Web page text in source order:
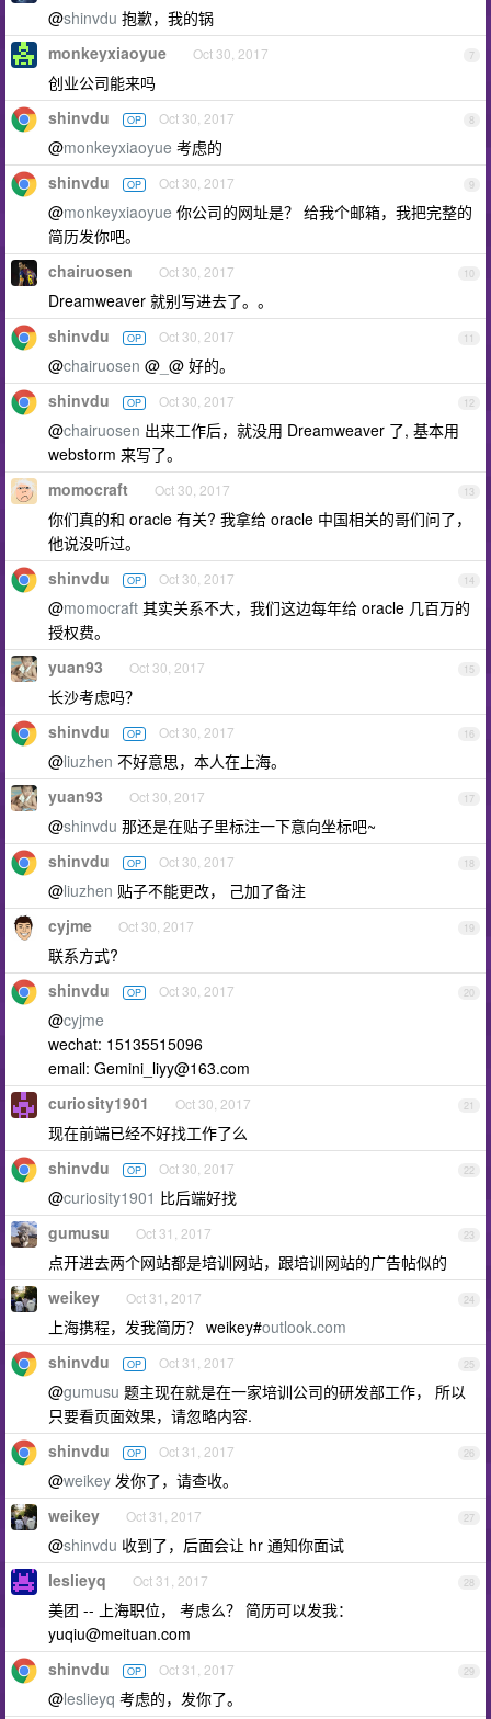
@shinvdu 抱歉，我的锅
7
monkeyxiaoyue Oct 30, 2017
创业公司能来吗
8
shinvdu OP Oct 30, 2017
@monkeyxiaoyue 考虑的
9
shinvdu OP Oct 30, 2017
@monkeyxiaoyue 你公司的网址是？ 给我个邮箱，我把完整的
简历发你吧。
10
chairuosen Oct 30, 2017
Dreamweaver 就别写进去了。。
11
shinvdu OP Oct 30, 2017
@chairuosen @ @ 好的。
12
shinvdu OP Oct 30, 2017
@chairuosen 出来工作后，就没用 Dreamweaver 了, 基本用
webstorm 来写了。
13
momocraft Oct 30, 2017
你们真的和 oracle 有关? 我拿给 oracle 中国相关的哥们问了，
他说没听过。
14
shinvdu OP Oct 30, 2017
@momocraft 其实关系不大，我们这边每年给 oracle 几百万的
授权费。
15
yuan93 Oct 30, 2017
长沙考虑吗？
16
shinvdu OP Oct 30, 2017
@liuzhen 不好意思，本人在上海。
17
yuan93 Oct 30, 2017
@shinvdu 那还是在贴子里标注一下意向坐标吧~
18
shinvdu OP Oct 30, 2017
@liuzhen 贴子不能更改， 己加了备注
19
cyjme Oct 30, 2017
联系方式?
20
shinvdu OP Oct 30, 2017
@cyjme
wechat: 15135515096
email: Gemini_liyy@163.com
21
curiosity1901 Oct 30, 2017
现在前端已经不好找工作了么
22
shinvdu OP Oct 30, 2017
@curiosity1901 比后端好找
23
gumusu Oct 31, 2017
点开进去两个网站都是培训网站，跟培训网站的广告帖似的
24
weikey Oct 31, 2017
上海携程，发我简历？ weikey#outlook.com
25
shinvdu OP Oct 31, 2017
@gumusu 题主现在就是在一家培训公司的研发部工作， 所以
只要看页面效果，请忽略内容.
26
shinvdu OP Oct 31, 2017
@weikey 发你了，请查收。
27
weikey Oct 31, 2017
@shinvdu 收到了，后面会让 hr 通知你面试
28
leslieyq Oct 31, 2017
美团 -- 上海职位， 考虑么？ 简历可以发我：
yuqiu@meituan.com
29
shinvdu OP Oct 31, 2017
@leslieyq 考虑的，发你了。